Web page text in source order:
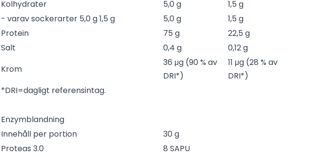
Kolhydrater
5,0 g
1,5 g
- varav sockerarter 5,0 g 1,5 g
5,0 g
1,5 g
Protein
75 g
22,5 g
Salt
0,4 g
0,12 g
Krom
36 μg (90 % av
DRI*)
11 μg (28 % av
DRI*)
*DRI=dagligt referensintag.
Enzymblandning
Innehåll per portion
30 g
Proteas 3.0
8 SAPU